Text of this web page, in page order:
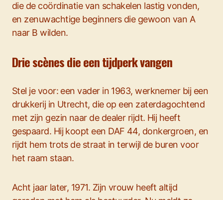
die de coördinatie van schakelen lastig vonden,
en zenuwachtige beginners die gewoon van A
naar B wilden.
Drie scènes die een tijdperk vangen
Stel je voor: een vader in 1963, werknemer bij een
drukkerij in Utrecht, die op een zaterdagochtend
met zijn gezin naar de dealer rijdt. Hij heeft
gespaard. Hij koopt een DAF 44, donkergroen, en
rijdt hem trots de straat in terwijl de buren voor
het raam staan.
Acht jaar later, 1971. Zijn vrouw heeft altijd